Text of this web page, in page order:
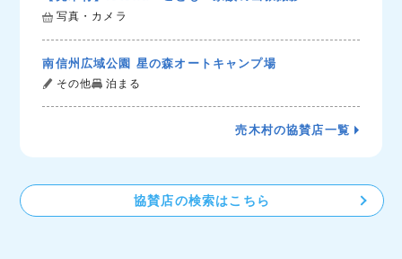
写真・カメラ
南信州広域公園 星の森オートキャンプ場
その他 泊まる
売木村の協賛店一覧
協賛店の検索はこちら